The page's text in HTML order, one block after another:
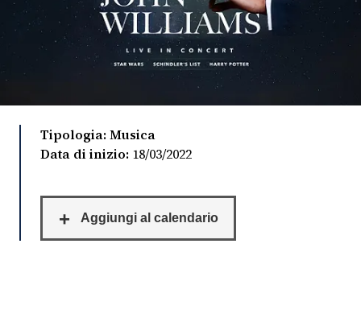
EVENTI
TV
MONACO
Tipologia: Musica
Data di inizio: 18/03/2022